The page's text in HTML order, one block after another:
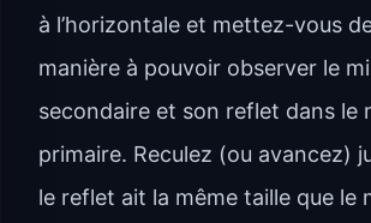
à l’horizontale et mettez-vous
manière à pouvoir observer le
secondaire et son reflet dans le
primaire. Reculez (ou avancez)
le reflet ait la même taille que le